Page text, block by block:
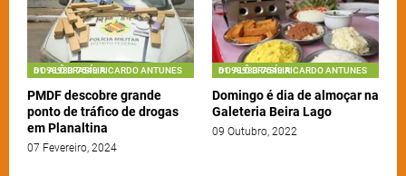
61 99983-7549 RICARDO ANTUNES DO ALÔ BRASÍLIA
PMDF descobre grande
ponto de tráfico de drogas
em Planaltina
07 Fevereiro, 2024
61 99983-7549 RICARDO ANTUNES DO ALÔ BRASÍLIA
Domingo é dia de almoçar na
Galeteria Beira Lago
09 Outubro, 2022